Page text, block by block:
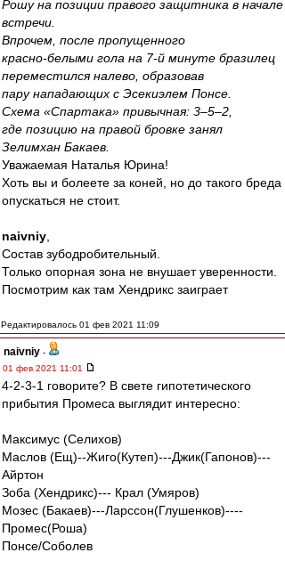
Рошу на позиции правого защитника в начале
встречи.
Впрочем, после пропущенного
красно-белыми гола на 7-й минуте бразилец
переместился налево, образовав
пару нападающих с Эсекиэлем Понсе.
Схема «Спартака» привычная: 3–5–2,
где позицию на правой бровке занял
Зелимхан Бакаев.
Уважаемая Наталья Юрина!
Хоть вы и болеете за коней, но до такого бреда
опускаться не стоит.
naivniy
Состав зубодробительный.
Только опорная зона не внушает уверенности.
Посмотрим как там Хендрикс заиграет
Редактировалось 01 фев 2021 11:09
naivniy -
01 фев 2021 11:01
4-2-3-1 говорите? В свете гипотетического
прибытия Промеса выглядит интересно:
Максимус (Селихов)
Маслов (Ещ)--Жиго(Кутеп)---Джик(Гапонов)---
Айртон
Зоба (Хендрикс)--- Крал (Умяров)
Мозес (Бакаев)---Ларссон(Глушенков)----
Промес(Роша)
Понсе/Соболев